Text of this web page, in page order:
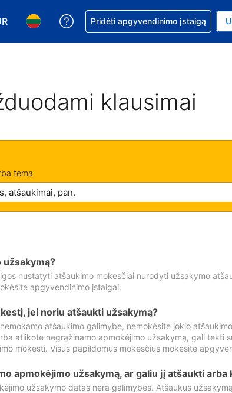
valiutą. Jūsų pasirinkta valiuta: Euras
Pasirinkite kalbą. Jūsų pasirinkta kalba:
Pagalba dėl užsakymo
Pridėti apgyvendinimo įstaigą
klausimai
tema
užsakymą?
nustatyti atšaukimo mokesčiai nurodyti užsakymo
apgyvendinimo įstaigai.
jei noriu atšaukti užsakymą?
atšaukimo galimybe, nemokėsite jokio
atlikote negrąžinamo apmokėjimo užsakymą, gali tekti
mokestį. Visus papildomus mokesčius mokėsite
apmokėjimo užsakymą, ar galiu jį atšaukti arba
užsakymo datas nėra galimybės. Atšaukus